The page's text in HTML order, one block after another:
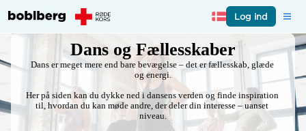
Log ind
Dans og Fællesskaber
Dans er meget mere end bare bevægelse – det er fællesskab, glæde
og energi.
Her på siden kan du dykke ned i dansens verden og finde inspiration
til, hvordan du kan møde andre, der deler din interesse – uanset
niveau.